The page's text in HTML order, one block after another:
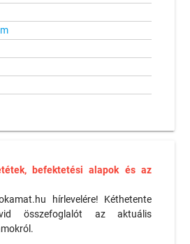
befektetési alapok és az
hírlevelére! Kéthetente
összefoglalót az aktuális